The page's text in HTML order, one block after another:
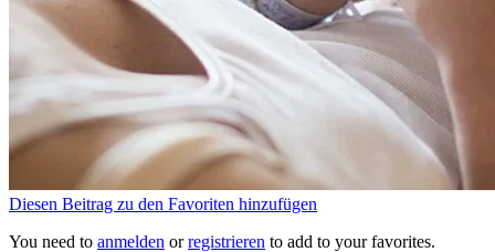
Diesen Beitrag zu den Favoriten hinzufügen
You need to anmelden orregistrieren to add to your favorites.